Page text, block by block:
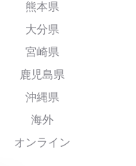
熊本県
大分県
宮崎県
鹿児島県
沖縄県
海外
オンライン